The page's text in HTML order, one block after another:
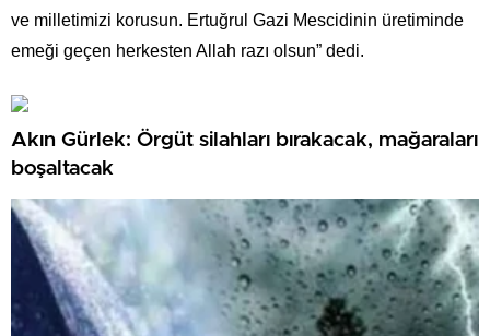
ve milletimizi korusun. Ertuğrul Gazi Mescidinin üretiminde
emeği geçen herkesten Allah razı olsun” dedi.
Akın Gürlek: Örgüt silahları bırakacak, mağaraları
boşaltacak